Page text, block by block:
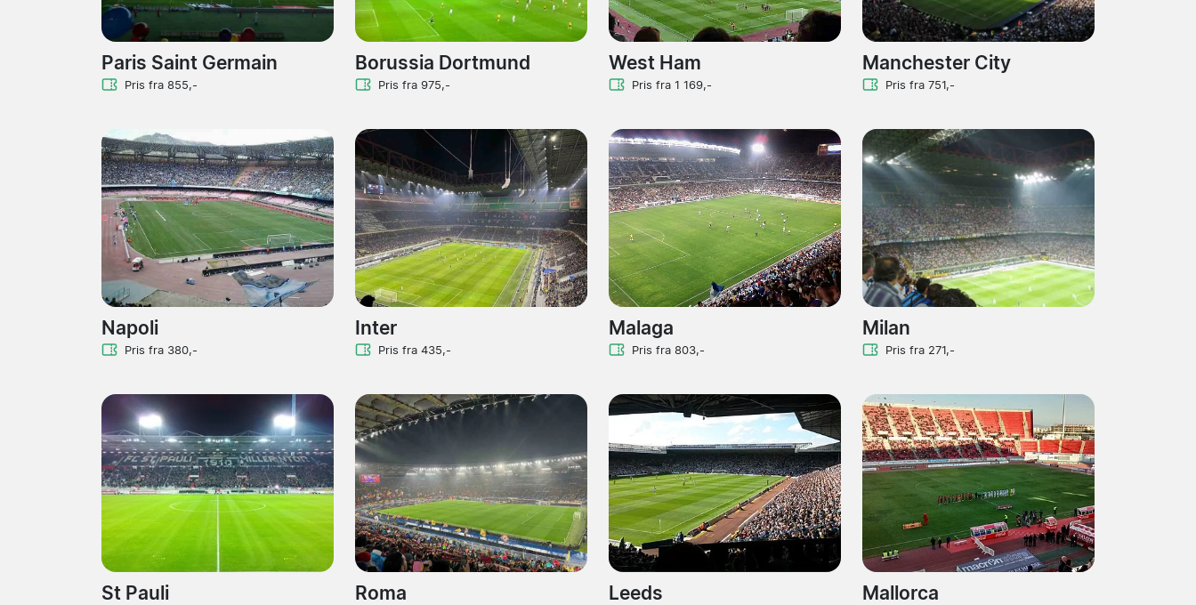
Paris Saint Germain
Pris fra 855,-
Borussia Dortmund
Pris fra 975,-
West Ham
Pris fra 1 169,-
Manchester City
Pris fra 751,-
Napoli
Pris fra 380,-
Inter
Pris fra 435,-
Malaga
Pris fra 803,-
Milan
Pris fra 271,-
St Pauli Roma Leeds Mallorca